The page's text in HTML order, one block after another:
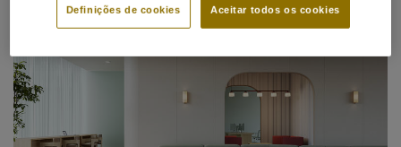
Aceitar todos os cookies
Definições de cookies